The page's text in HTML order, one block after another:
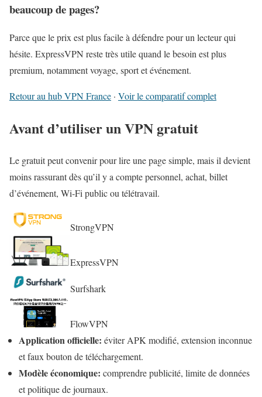
beaucoup de pages?
Parce que le prix est plus facile à défendre pour un lecteur qui
hésite. ExpressVPN reste très utile quand le besoin est plus
premium, notamment voyage, sport et événement.
Retour au hub VPN France · Voir le comparatif complet
Avant d’utiliser un VPN gratuit
Le gratuit peut convenir pour lire une page simple, mais il devient
moins rassurant dès qu’il y a compte personnel, achat, billet
d’événement, Wi‑Fi public ou télétravail.
StrongVPN
ExpressVPN
Surfshark
FlowVPN
Application officielle: éviter APK modifié, extension inconnue
et faux bouton de téléchargement.
Modèle économique: comprendre publicité, limite de données
et politique de journaux.